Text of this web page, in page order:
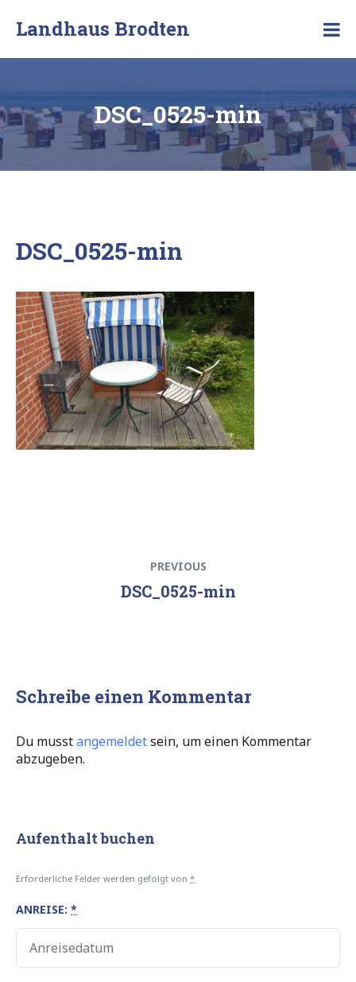
Landhaus Brodten
Ferienwohnungen
an
DSC_0525-min
DSC_0525-min
post:
PREVIOUS
DSC_0525-min
Schreibe einen Kommentar
Du musstangemeldetsein, um einen Kommentar
abzugeben.
Aufenthalt buchen
Erforderliche Felder werden gefolgt von *
ANREISE: *